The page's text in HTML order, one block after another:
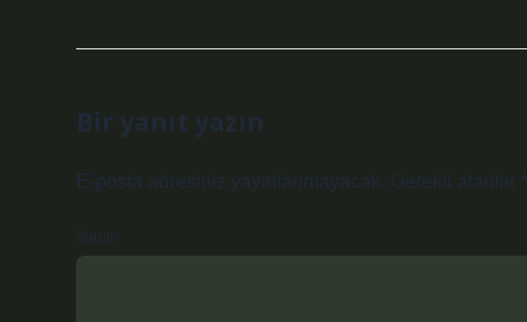
Bir yanıt yazın
E-posta adresiniz yayınlanmayacak. Gerekli alanlar *
Yorum